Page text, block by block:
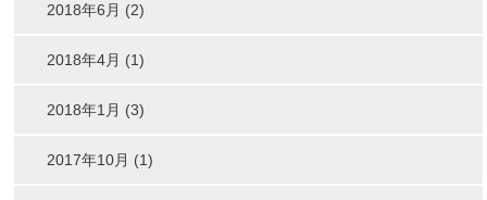
2018年6月 (2)
2018年4月 (1)
2018年1月 (3)
2017年10月 (1)